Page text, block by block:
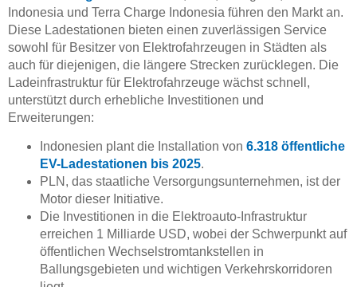
Indonesia und Terra Charge Indonesia führen den Markt an.
Diese Ladestationen bieten einen zuverlässigen Service
sowohl für Besitzer von Elektrofahrzeugen in Städten als
auch für diejenigen, die längere Strecken zurücklegen. Die
Ladeinfrastruktur für Elektrofahrzeuge wächst schnell,
unterstützt durch erhebliche Investitionen und
Erweiterungen:
Indonesien plant die Installation von 6.318 öffentliche
EV-Ladestationen bis 2025.
PLN, das staatliche Versorgungsunternehmen, ist der
Motor dieser Initiative.
Die Investitionen in die Elektroauto-Infrastruktur
erreichen 1 Milliarde USD, wobei der Schwerpunkt auf
öffentlichen Wechselstromtankstellen in
Ballungsgebieten und wichtigen Verkehrskorridoren